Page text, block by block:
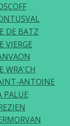
DE BATZ
VIERGE
WRA'CH
ANTOINE
PALUE